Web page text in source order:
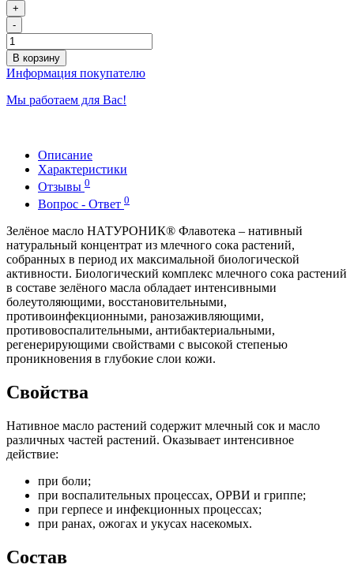
+
-
В корзину
Информация покупателю
Мы работаем для Вас!
Описание
Характеристики
Отзывы 0
Вопрос - Ответ 0
Зелёное масло НАТУРОНИК® Флавотека – нативный
натуральный концентрат из млечного сока растений,
собранных в период их максимальной биологической
активности. Биологический комплекс млечного сока растений
в составе зелёного масла обладает интенсивными
болеутоляющими, восстановительными,
противоинфекционными, ранозаживляющими,
противовоспалительными, антибактериальными,
регенерирующими свойствами с высокой степенью
проникновения в глубокие слои кожи.
Свойства
Нативное масло растений содержит млечный сок и масло
различных частей растений. Оказывает интенсивное
действие:
при боли;
при воспалительных процессах, ОРВИ и гриппе;
при герпесе и инфекционных процессах;
при ранах, ожогах и укусах насекомых.
Состав